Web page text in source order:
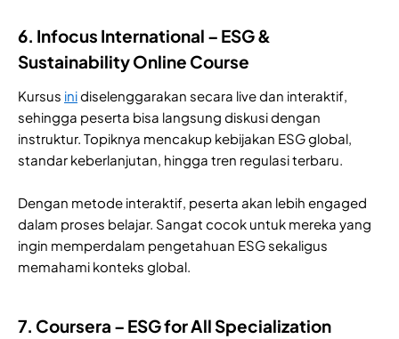
6. Infocus International – ESG &
Sustainability Online Course
Kursus inidiselenggarakan secara live dan interaktif,
sehingga peserta bisa langsung diskusi dengan
instruktur. Topiknya mencakup kebijakan ESG global,
standar keberlanjutan, hingga tren regulasi terbaru.
Dengan metode interaktif, peserta akan lebih engaged
dalam proses belajar. Sangat cocok untuk mereka yang
ingin memperdalam pengetahuan ESG sekaligus
memahami konteks global.
7. Coursera – ESG for All Specialization